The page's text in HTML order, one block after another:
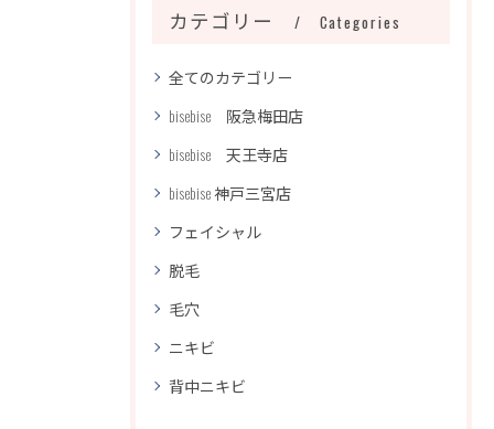
カテゴリー Categories
全てのカテゴリー
bisebise 阪急梅田店
bisebise 天王寺店
bisebise 神戸三宮店
フェイシャル
脱毛
毛穴
ニキビ
背中ニキビ